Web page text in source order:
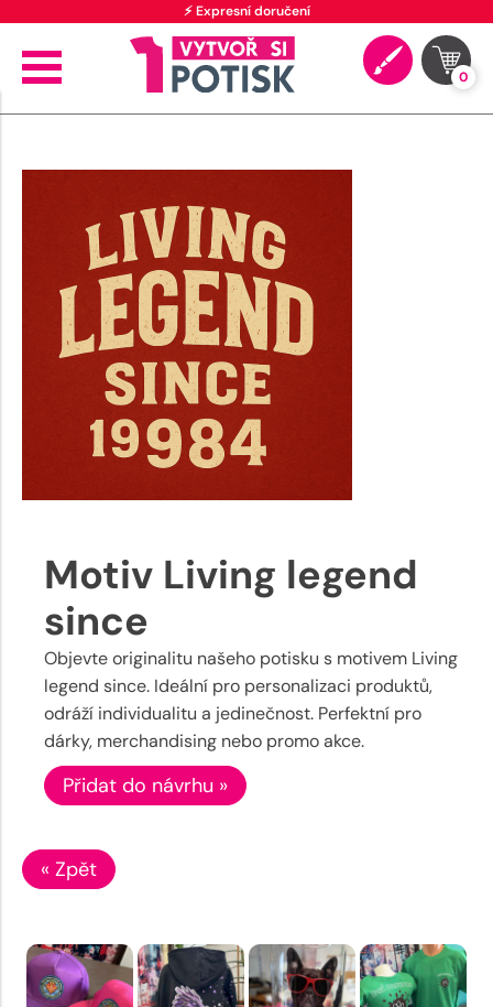
0
Motiv Living legend
since
Objevte originalitu našeho potisku s motivem Living
legend since. Ideální pro personalizaci produktů,
odráží individualitu a jedinečnost. Perfektní pro
dárky, merchandising nebo promo akce.
Přidat do návrhu »
« Zpět